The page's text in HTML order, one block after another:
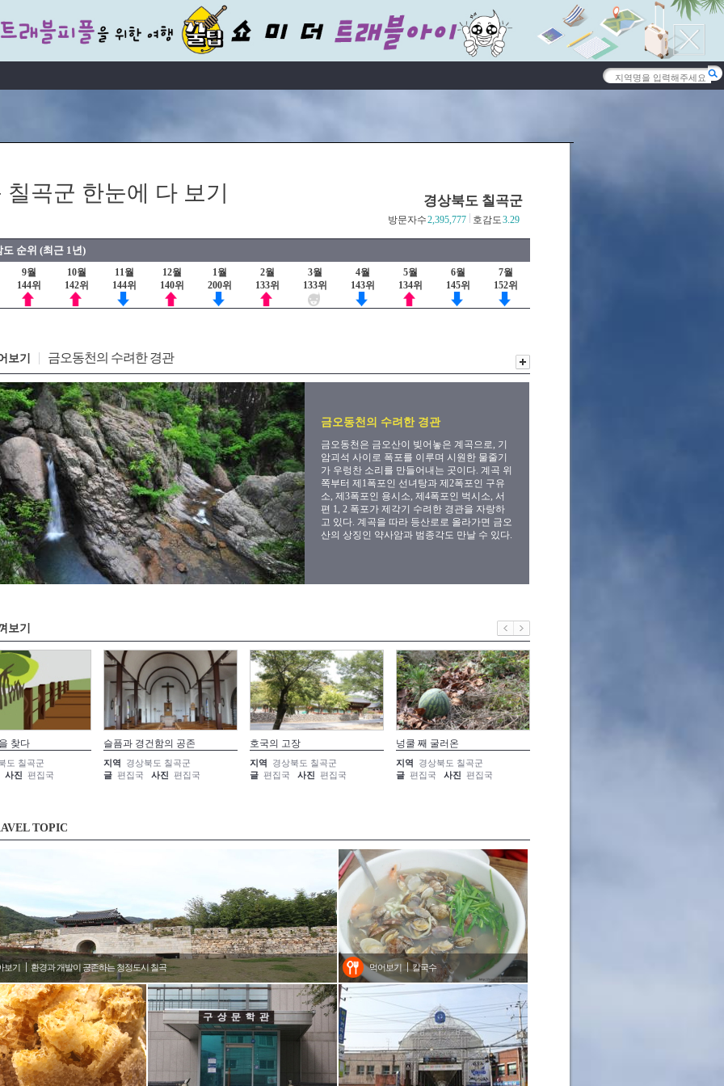
칠곡군 한눈에 다 보기 경상북도 칠곡군
호감도3.29
방문자수2,395,777
순위 (최근 1년)
9월
144위
10월
142위
11월
144위
12월
140위
1월
200위
2월
133위
3월
133위
4월
143위
5월
134위
6월
145위
7월
152위
보기 금오동천의 수려한 경관
금오동천의 수려한 경관
금오동천은 금오산이 빚어놓은 계곡으로, 기
암괴석 사이로 폭포를 이루며 시원한 물줄기
가 우렁찬 소리를 만들어내는 곳이다. 계곡 위
쪽부터 제1폭포인 선녀탕과 제2폭포인 구유
소, 제3폭포인 용시소, 제4폭포인 벅시소, 서
편 1, 2 폭포가 제각기 수려한 경관을 자랑하
고 있다. 계곡을 따라 등산로로 올라가면 금오
산의 상징인 약사암과 범종각도 만날 수 있다.
보기
찾다
도 칠곡군
진 편집국
슬픔과 경건함의 공존
지역
경상북도 칠곡군
글 편집국 사진 편집국
호국의 고장
지역
경상북도 칠곡군
글 편집국 사진 편집국
넝쿨 째 굴러온
지역
경상북도 칠곡군
글 편집국 사진 편집국
TOPIC
보기 환경과 개발이 공존하는 청정도시 칠곡 먹어보기 칼국수